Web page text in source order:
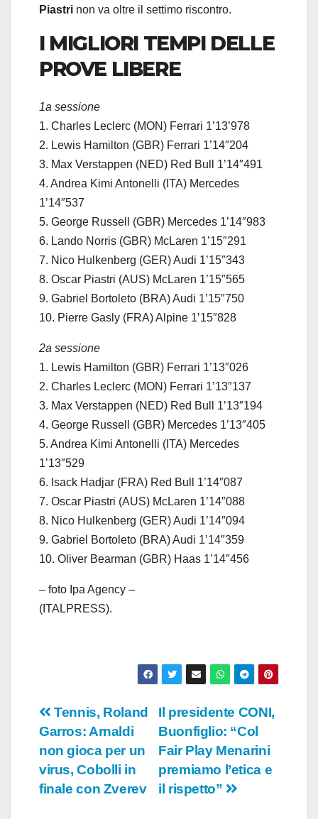
Piastri non va oltre il settimo riscontro.
I MIGLIORI TEMPI DELLE
PROVE LIBERE
1a sessione
1. Charles Leclerc (MON) Ferrari 1’13’978
2. Lewis Hamilton (GBR) Ferrari 1’14″204
3. Max Verstappen (NED) Red Bull 1’14″491
4. Andrea Kimi Antonelli (ITA) Mercedes
1’14″537
5. George Russell (GBR) Mercedes 1’14″983
6. Lando Norris (GBR) McLaren 1’15″291
7. Nico Hulkenberg (GER) Audi 1’15″343
8. Oscar Piastri (AUS) McLaren 1’15″565
9. Gabriel Bortoleto (BRA) Audi 1’15″750
10. Pierre Gasly (FRA) Alpine 1’15″828
2a sessione
1. Lewis Hamilton (GBR) Ferrari 1’13″026
2. Charles Leclerc (MON) Ferrari 1’13″137
3. Max Verstappen (NED) Red Bull 1’13″194
4. George Russell (GBR) Mercedes 1’13″405
5. Andrea Kimi Antonelli (ITA) Mercedes
1’13″529
6. Isack Hadjar (FRA) Red Bull 1’14″087
7. Oscar Piastri (AUS) McLaren 1’14″088
8. Nico Hulkenberg (GER) Audi 1’14″094
9. Gabriel Bortoleto (BRA) Audi 1’14″359
10. Oliver Bearman (GBR) Haas 1’14″456
– foto Ipa Agency –
(ITALPRESS).
Navigazione
articoli
Il presidente CONI,
Buonfiglio: “Col
Fair Play Menarini
premiamo l’etica e
il rispetto”
Tennis, Roland
Garros: Arnaldi
non gioca per un
virus, Cobolli in
finale con Zverev